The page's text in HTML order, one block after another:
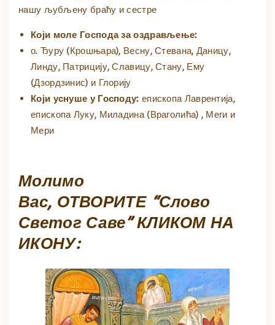
нашу љубљену браћу и сестре
Који моле Господа за оздрављење:
о. Ђуру (Крошњара), Весну, Стевана, Даницу,
Линду, Патрицију, Славицу, Стану, Ему
(Дзордзинис) и Глорију
Који уснуше у Господу:епископа Лаврентија,
епископа Луку, Миладина (Враголића) , Меги и
Мери
Молимо
Вас, ОТВОРИТЕ “Слово
Светог Саве” КЛИКОМ НА
ИКОНУ: